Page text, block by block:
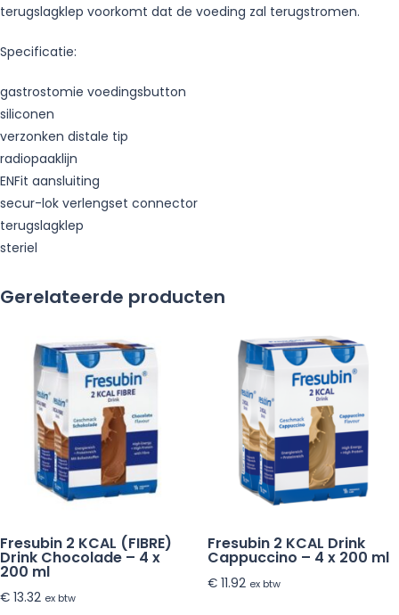
terugslagklep voorkomt dat de voeding zal terugstromen.
Specificatie:
gastrostomie voedingsbutton
siliconen
verzonken distale tip
radiopaaklijn
ENFit aansluiting
secur-lok verlengset connector
terugslagklep
steriel
Gerelateerde producten
Fresubin 2 KCAL (FIBRE)
Drink Chocolade – 4 x
200 ml
€ 13.32 ex btw
Fresubin 2 KCAL Drink
Cappuccino – 4 x 200 ml
€11.92 ex btw